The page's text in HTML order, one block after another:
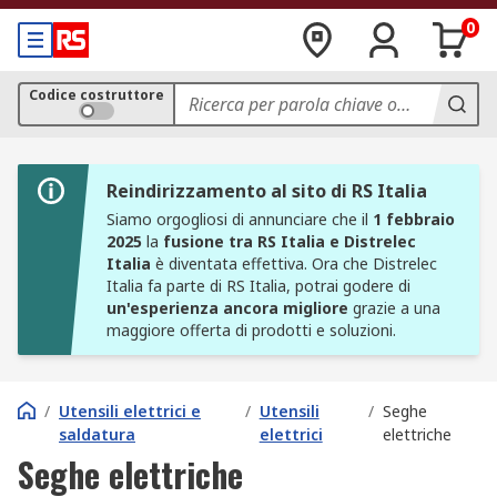
0
Codice costruttore
Reindirizzamento al sito di RS Italia
Siamo orgogliosi di annunciare che il 1 febbraio
2025 la fusione tra RS Italia e Distrelec
Italia è diventata effettiva. Ora che Distrelec
Italia fa parte di RS Italia, potrai godere di
un'esperienza ancora migliore grazie a una
maggiore offerta di prodotti e soluzioni.
/ Utensili elettrici e
saldatura
/ Utensili
elettrici
/ Seghe
elettriche
Seghe elettriche